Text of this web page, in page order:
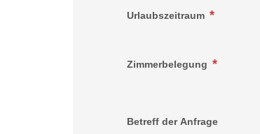
Urlaubszeitraum
Zimmerbelegung
Betreff der Anfrage